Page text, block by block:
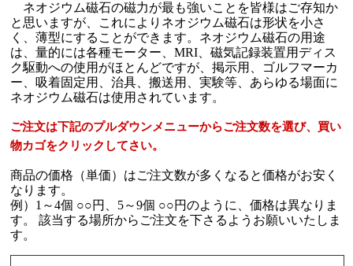
ネオジウム磁石の磁力が最も強いことを皆様はご存知か
と思いますが、これによりネオジウム磁石は形状を小さ
く、薄型にすることができます。ネオジウム磁石の用途
は、量的には各種モーター、MRI、磁気記録装置用ディス
ク駆動への使用がほとんどですが、掲示用、ゴルフマーカ
ー、吸着固定用、治具、搬送用、実験等、あらゆる場面に
ネオジウム磁石は使用されています。
ご注文は下記のプルダウンメニューからご注文数を選び、買い
物カゴをクリックしてさい。
商品の価格（単価）はご注文数が多くなると価格がお安く
なります。
例）1～4個 ○○円、5～9個 ○○円のように、価格は異なりま
す。 該当する場所からご注文を下さるようお願いいたしま
す。